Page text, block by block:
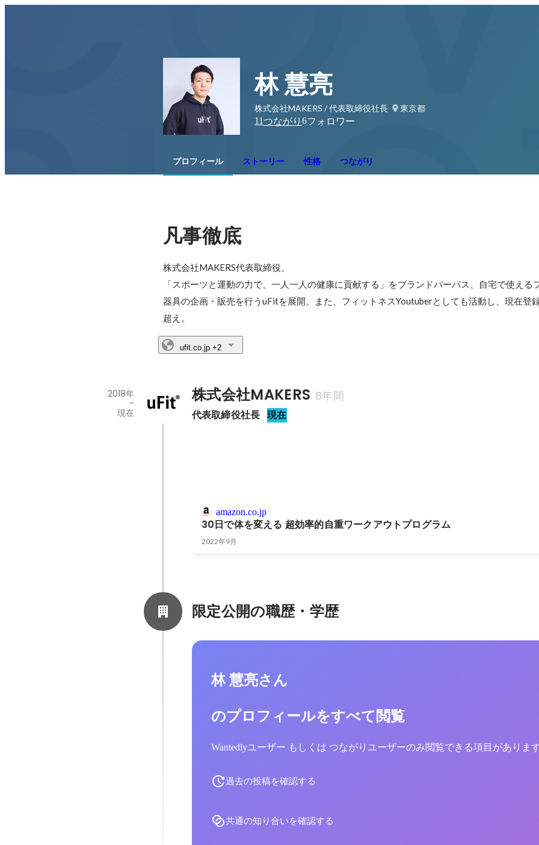
林 慧亮
株式会社MAKERS / 代表取締役社長
東京都
11つながり 6フォロワー
プロフィール ストーリー 性格 つながり
凡事徹底
株式会社MAKERS代表取締役。
「スポーツと運動の力で、一人一人の健康に貢献する」をブランドパーパス、自宅で使える
器具の企画・販売を行うuFitを展開。また、フィットネスYoutuberとしても活動し、現在登
超え。
ufit.co.jp+2
株式会社MAKERS 8年間
代表取締役社長 現在
2018年
-
現在
amazon.co.jp
30日で体を変える 超効率的自重ワークアウトプログラム
2022年9月
限定公開の職歴・学歴
林 慧亮さん
のプロフィールをすべて閲覧
Wantedlyユーザー もしくは つながりユーザーのみ閲覧できる項目がありま
過去の投稿を確認する
共通の知り合いを確認する